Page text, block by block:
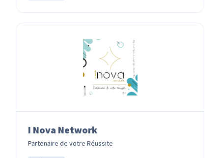
I Nova Network
Partenaire de votre Réussite